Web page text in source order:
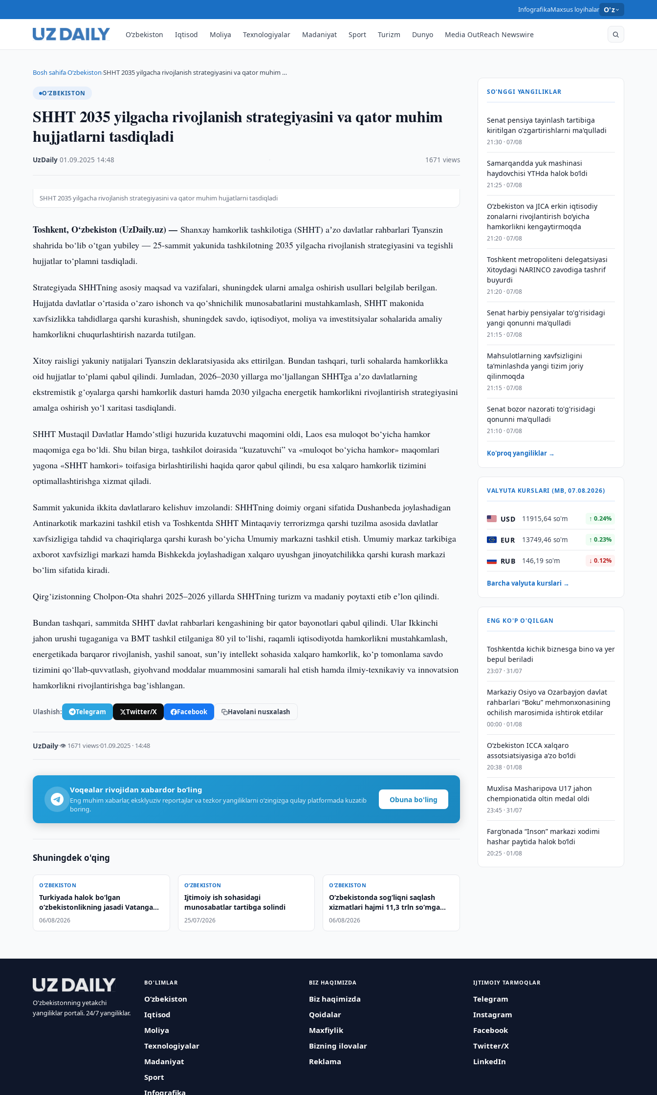
InfografikaMaxsus loyihalar O'z
O‘zbekiston Iqtisod Moliya Texnologiyalar Madaniyat Sport Turizm Dunyo Media OutReach Newswire
Bosh sahifa›O‘zbekiston›SHHT 2035 yilgacha rivojlanish strategiyasini va qator muhim …
O‘ZBEKISTON
SHHT 2035 yilgacha rivojlanish strategiyasini va qator muhim
hujjatlarni tasdiqladi
UzDaily ·01.09.2025 14:48 1671 views
SHHT 2035 yilgacha rivojlanish strategiyasini va qator muhim hujjatlarni tasdiqladi
Toshkent, O‘zbekiston (UzDaily.uz) —Shanxay hamkorlik tashkilotiga (SHHT) aʼzo davlatlar rahbarlari Tyanszin
shahrida bo‘lib o‘tgan yubiley — 25-sammit yakunida tashkilotning 2035 yilgacha rivojlanish strategiyasini va tegishli
hujjatlar to‘plamni tasdiqladi.
Strategiyada SHHTning asosiy maqsad va vazifalari, shuningdek ularni amalga oshirish usullari belgilab berilgan.
Hujjatda davlatlar o‘rtasida o‘zaro ishonch va qo‘shnichilik munosabatlarini mustahkamlash, SHHT makonida
xavfsizlikka tahdidlarga qarshi kurashish, shuningdek savdo, iqtisodiyot, moliya va investitsiyalar sohalarida amaliy
hamkorlikni chuqurlashtirish nazarda tutilgan.
Xitoy raisligi yakuniy natijalari Tyanszin deklaratsiyasida aks ettirilgan. Bundan tashqari, turli sohalarda hamkorlikka
oid hujjatlar to‘plami qabul qilindi. Jumladan, 2026–2030 yillarga mo‘ljallangan SHHTga aʼzo davlatlarning
ekstremistik g‘oyalarga qarshi hamkorlik dasturi hamda 2030 yilgacha energetik hamkorlikni rivojlantirish strategiyasini
amalga oshirish yo‘l xaritasi tasdiqlandi.
SHHT Mustaqil Davlatlar Hamdo‘stligi huzurida kuzatuvchi maqomini oldi, Laos esa muloqot bo‘yicha hamkor
maqomiga ega bo‘ldi. Shu bilan birga, tashkilot doirasida “kuzatuvchi” va «muloqot bo‘yicha hamkor» maqomlari
yagona «SHHT hamkori» toifasiga birlashtirilishi haqida qaror qabul qilindi, bu esa xalqaro hamkorlik tizimini
optimallashtirishga xizmat qiladi.
Sammit yakunida ikkita davlatlararo kelishuv imzolandi: SHHTning doimiy organi sifatida Dushanbeda joylashadigan
Antinarkotik markazini tashkil etish va Toshkentda SHHT Mintaqaviy terrorizmga qarshi tuzilma asosida davlatlar
xavfsizligiga tahdid va chaqiriqlarga qarshi kurash bo‘yicha Umumiy markazni tashkil etish. Umumiy markaz tarkibiga
axborot xavfsizligi markazi hamda Bishkekda joylashadigan xalqaro uyushgan jinoyatchilikka qarshi kurash markazi
bo‘lim sifatida kiradi.
Qirg‘izistonning Cholpon-Ota shahri 2025–2026 yillarda SHHTning turizm va madaniy poytaxti etib eʼlon qilindi.
Bundan tashqari, sammitda SHHT davlat rahbarlari kengashining bir qator bayonotlari qabul qilindi. Ular Ikkinchi
jahon urushi tugaganiga va BMT tashkil etilganiga 80 yil to‘lishi, raqamli iqtisodiyotda hamkorlikni mustahkamlash,
energetikada barqaror rivojlanish, yashil sanoat, sunʼiy intellekt sohasida xalqaro hamkorlik, ko‘p tomonlama savdo
tizimini qo‘llab-quvvatlash, giyohvand moddalar muammosini samarali hal etish hamda ilmiy-texnikaviy va innovatsion
hamkorlikni rivojlantirishga bag‘ishlangan.
Ulashish: Telegram Twitter/X Facebook Havolani nusxalash
UzDaily·👁 1671 views·01.09.2025 · 14:48
Voqealar rivojidan xabardor bo‘ling
Eng muhim xabarlar, eksklyuziv reportajlar va tezkor yangiliklarni o‘zingizga qulay platformada kuzatib
boring.
Obuna bo'ling
Shuningdek o'qing
O‘ZBEKISTON
Turkiyada halok bo‘lgan
o‘zbekistonlikning jasadi Vatanga
olib kelindi
06/08/2026
O‘ZBEKISTON
Ijtimoiy ish sohasidagi
munosabatlar tartibga solindi
25/07/2026
O‘ZBEKISTON
O‘zbekistonda sog‘liqni saqlash
xizmatlari hajmi 11,3 trln so‘mga
yetdi
06/08/2026
SO'NGGI YANGILIKLAR
Senat pensiya tayinlash tartibiga
kiritilgan o'zgartirishlarni ma'qulladi
21:30 · 07/08
Samarqandda yuk mashinasi
haydovchisi YTHda halok bo‘ldi
21:25 · 07/08
Oʻzbekiston va JICA erkin iqtisodiy
zonalarni rivojlantirish boʻyicha
hamkorlikni kengaytirmoqda
21:20 · 07/08
Toshkent metropoliteni delegatsiyasi
Xitoydagi NARINCO zavodiga tashrif
buyurdi
21:20 · 07/08
Senat harbiy pensiyalar to'g'risidagi
yangi qonunni ma'qulladi
21:15 · 07/08
Mahsulotlarning xavfsizligini
taʼminlashda yangi tizim joriy
qilinmoqda
21:15 · 07/08
Senat bozor nazorati to'g'risidagi
qonunni ma'qulladi
21:10 · 07/08
Ko'proq yangiliklar →
VALYUTA KURSLARI (MB, 07.08.2026)
USD 11915,64 so'm ↑ 0.24%
EUR 13749,46 so'm ↑ 0.23%
RUB 146,19 so'm ↓ 0.12%
Barcha valyuta kurslari →
ENG KO'P O'QILGAN
Toshkentda kichik biznesga bino va yer
bepul beriladi
23:07 · 31/07
Markaziy Osiyo va Ozarbayjon davlat
rahbarlari “Boku” mehmonxonasining
ochilish marosimida ishtirok etdilar
00:00 · 01/08
O‘zbekiston ICCA xalqaro
assotsiatsiyasiga aʼzo bo‘ldi
20:38 · 01/08
Muxlisa Masharipova U17 jahon
chempionatida oltin medal oldi
23:45 · 31/07
Farg‘onada “Inson” markazi xodimi
hashar paytida halok bo‘ldi
20:25 · 01/08
O'zbekistonning yetakchi
yangiliklar portali. 24/7 yangiliklar.
BO'LIMLAR
O‘zbekiston
Iqtisod
Moliya
Texnologiyalar
Madaniyat
Sport
Infografika
BIZ HAQIMIZDA
Biz haqimizda
Qoidalar
Maxfiylik
Bizning ilovalar
Reklama
IJTIMOIY TARMOQLAR
Telegram
Instagram
Facebook
Twitter/X
LinkedIn